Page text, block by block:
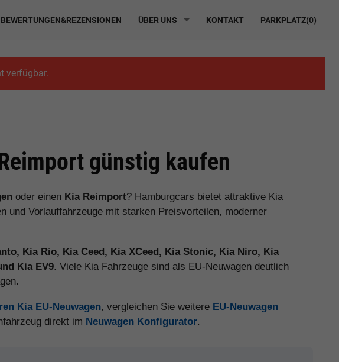
BEWERTUNGEN&REZENSIONEN ÜBER UNS KONTAKT PARKPLATZ(0)
verfügbar.
günstig kaufen
oder einen Kia Reimport? Hamburgcars bietet attraktive Kia
und Vorlauffahrzeuge mit starken Preisvorteilen, moderner
Kia Rio, Kia Ceed, Kia XCeed, Kia Stonic, Kia Niro, Kia
Kia EV9. Viele Kia Fahrzeuge sind als EU-Neuwagen deutlich
Kia EU-Neuwagen, vergleichen Sie weitere EU-Neuwagen
direkt im Neuwagen Konfigurator.